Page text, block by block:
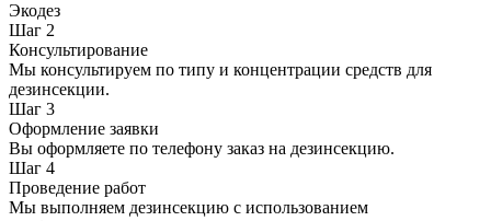
Экодез
Шаг 2
Консультирование
Мы консультируем по типу и концентрации средств для
дезинсекции.
Шаг 3
Оформление заявки
Вы оформляете по телефону заказ на дезинсекцию.
Шаг 4
Проведение работ
Мы выполняем дезинсекцию с использованием